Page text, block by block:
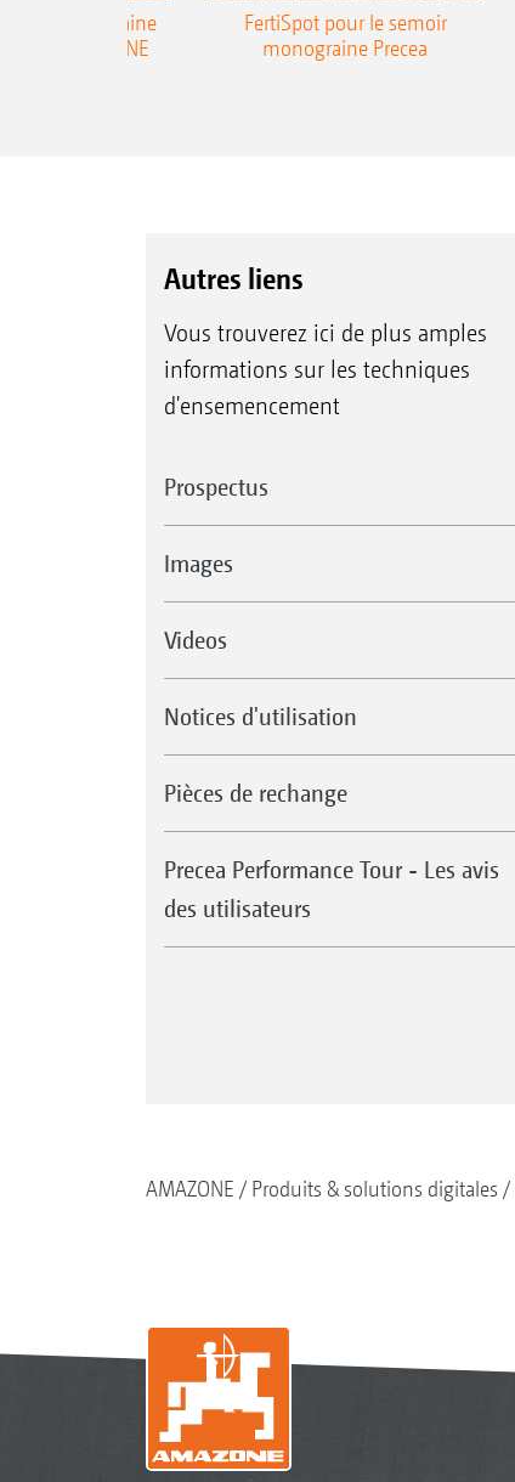
monograine
TCC AMAZONE
FertiSpot pour le semoir
monograine Precea
Autres liens
Vous trouverez ici de plus amples
informations sur les techniques
d'ensemencement
Prospectus
Images
Videos
Notices d'utilisation
Pièces de rechange
Precea Performance Tour - Les avis
des utilisateurs
AMAZONE Produits & solutions digitales